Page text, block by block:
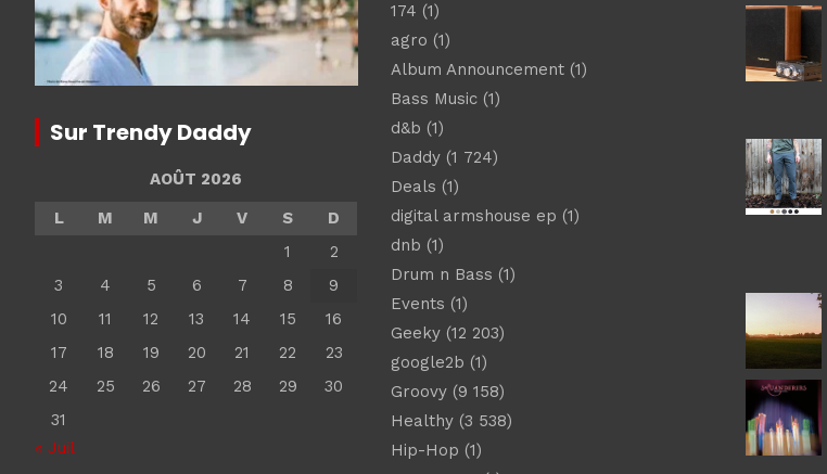
Sur Trendy Daddy
AOÛT 2026
L
M M J V S
D
1
2
3
4 5 6 7 8
9
10
11 12 13 14 15
16
17
18 19 20 21 22
23
24
25 26 27 28 29
30
31
« Juil
174 (1)
agro (1)
Album Announcement(1)
Bass Music(1)
d&b (1)
Daddy(1 724)
Deals (1)
digital armshouse ep (1)
dnb (1)
Drum n Bass (1)
Events (1)
Geeky(12 203)
google2b (1)
Groovy(9 158)
Healthy(3 538)
Hip-Hop (1)